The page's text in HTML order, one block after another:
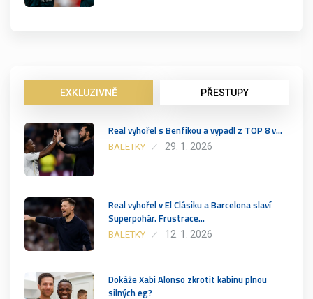
EXKLUZIVNĚ PŘESTUPY
Real vyhořel s Benfikou a vypadl z TOP 8 v…
BALETKY 29. 1. 2026
Real vyhořel v El Clásiku a Barcelona slaví
Superpohár. Frustrace…
BALETKY 12. 1. 2026
Dokáže Xabi Alonso zkrotit kabinu plnou
silných eg?